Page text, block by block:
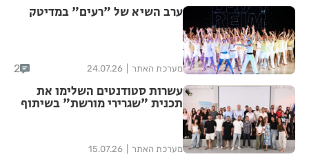
ערב השיא של "רעים" במדיטק
מערכת האתר 24.07.26
2
עשרות סטודנטים השלימו את
תכנית "שגרירי מורשת" בשיתוף
מערכת האתר 15.07.26